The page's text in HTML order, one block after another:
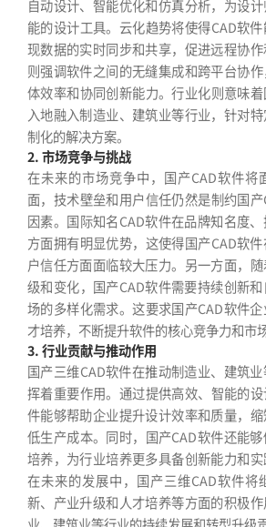
自动设计、智能优化和仿真分析，为设
能的设计工具。云化趋势将使得CAD软
现数据的实时同步和共享，促进远程协
则强调软件之间的无缝集成和跨平台协
体效率和协同创新能力。行业化则意味
入地融入制造业、建筑业等行业，针对
制化的解决方案。
2. 市场竞争与挑战
在未来的市场竞争中，国产CAD软件将
面，技术壁垒和用户信任仍然是制约国
因素。国际知名CAD软件在品牌知名度
方面拥有明显优势，这使得国产CAD软
户信任方面面临较大压力。另一方面，
级和变化，国产CAD软件需要持续创新
场的多样化需求。这要求国产CAD软件
才培养，不断提升软件的核心竞争力和市
3. 行业贡献与推动作用
国产三维CAD软件在推动制造业、建筑
挥着重要作用。通过提供高效、智能的
件能够帮助企业提升设计效率和质量，
低生产成本。同时，国产CAD软件还能
培养，为行业培养更多具备创新能力和实
在未来的发展中，国产三维CAD软件将
新、产业升级和人才培养等方面的积极